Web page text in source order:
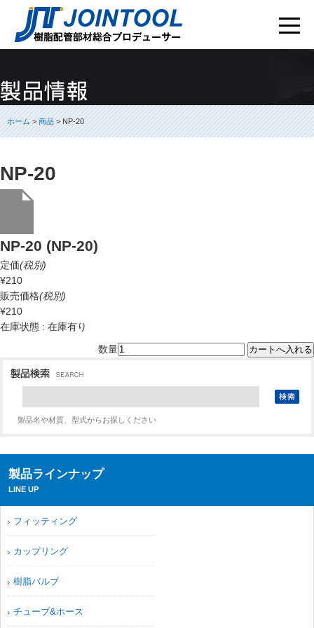
ホーム>商品> NP-20
NP-20
NP-20 (NP-20)
定価(税別)
¥210
販売価格(税別)
¥210
在庫状態 : 在庫有り
数量
製品名や材質、型式からお探しください
製品ラインナップ
LINE UP
フィッティング
カップリング
樹脂バルブ
チューブ&ホース